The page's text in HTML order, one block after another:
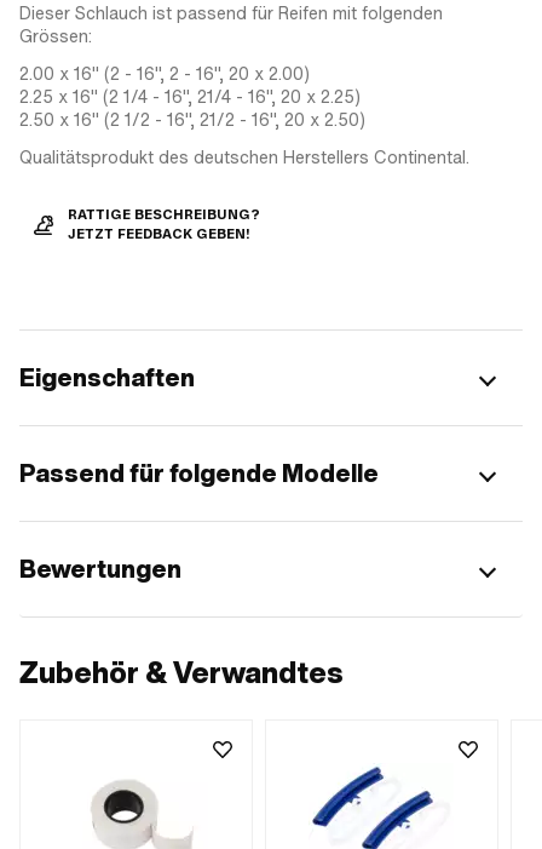
Dieser Schlauch ist passend für Reifen mit folgenden
Grössen:
2.00 x 16" (2 - 16", 2 - 16", 20 x 2.00)
2.25 x 16" (2 1/4 - 16", 21/4 - 16", 20 x 2.25)
2.50 x 16" (2 1/2 - 16", 21/2 - 16", 20 x 2.50)
Qualitätsprodukt des deutschen Herstellers Continental.
RATTIGE BESCHREIBUNG?
JETZT FEEDBACK GEBEN!
Eigenschaften
Passend für folgende Modelle
Bewertungen
Zubehör & Verwandtes